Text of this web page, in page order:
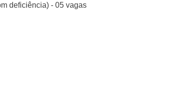
deficiência) - 05 vagas